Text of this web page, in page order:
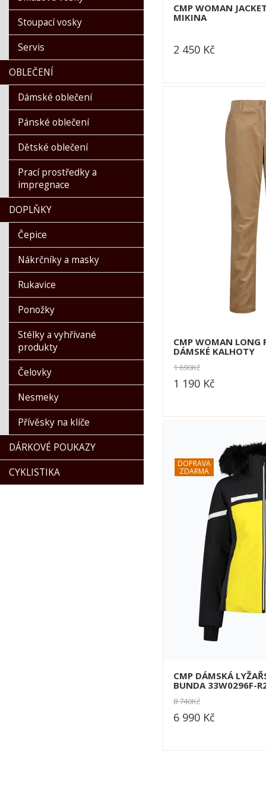
CMP WOMAN
MIKINA
2 450 Kč
CMP WOMAN LONG
DÁMSKÉ KALHOTY
1 190 Kč
1 690Kč
CMP DÁMSKÁ
BUNDA 33W0296F-
6 990 Kč
8 740Kč
Stoupací vosky
Servis
OBLEČENÍ
Dámské oblečení
Pánské oblečení
Dětské oblečení
Prací prostředky a
impregnace
DOPLŇKY
Čepice
Nákrčníky a masky
Rukavice
Ponožky
Stélky a vyhřívané
produkty
Čelovky
Nesmeky
Přívěsky na klíče
DÁRKOVÉ POUKAZY
CYKLISTIKA